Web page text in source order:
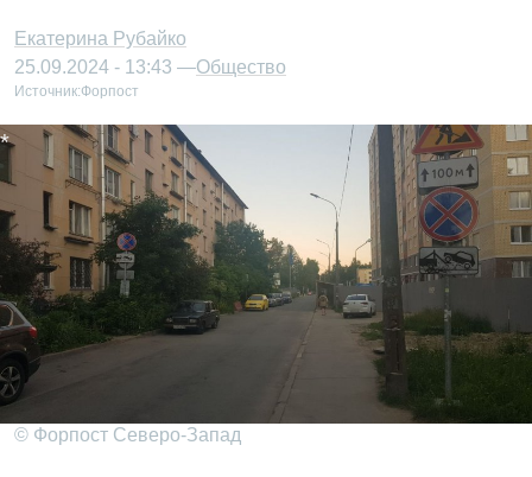
Екатерина Рубайко
25.09.2024 - 13:43 —Общество
Источник:Форпост
© Форпост Северо-Запад